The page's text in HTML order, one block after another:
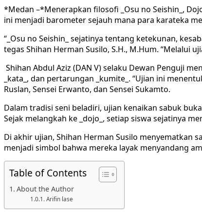
*Medan –*Menerapkan filosofi _Osu no Seishin_,
ini menjadi barometer sejauh mana para karateka
“_Osu no Seishin_ sejatinya tentang ketekunan,
tegas Shihan Herman Susilo, S.H., M.Hum. “Melalui
Shihan Abdul Aziz (DAN V) selaku Dewan Penguji
_kata_, dan pertarungan _kumite_. “Ujian ini
Ruslan, Sensei Erwanto, dan Sensei Sukamto.
Dalam tradisi seni beladiri, ujian kenaikan sabuk
Sejak melangkah ke _dojo_, setiap siswa sejatinya
Di akhir ujian, Shihan Herman Susilo menyematkan
menjadi simbol bahwa mereka layak menyandang
Table of Contents
About the Author
Arifin lase